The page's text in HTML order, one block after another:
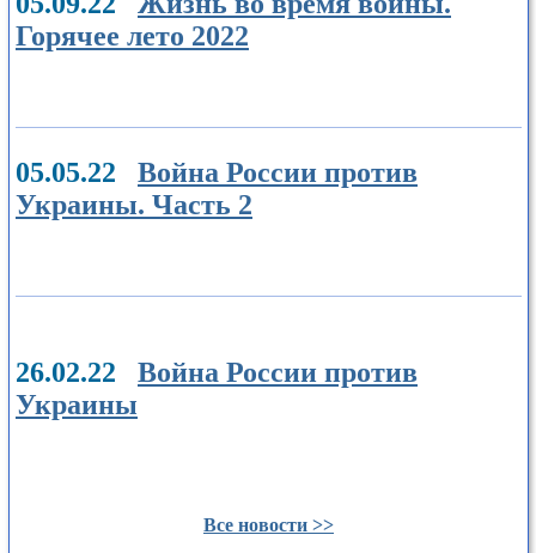
Горячее лето 2022
05.05.22 Война России против
Украины. Часть 2
26.02.22 Война России против
Украины
Все новости >>